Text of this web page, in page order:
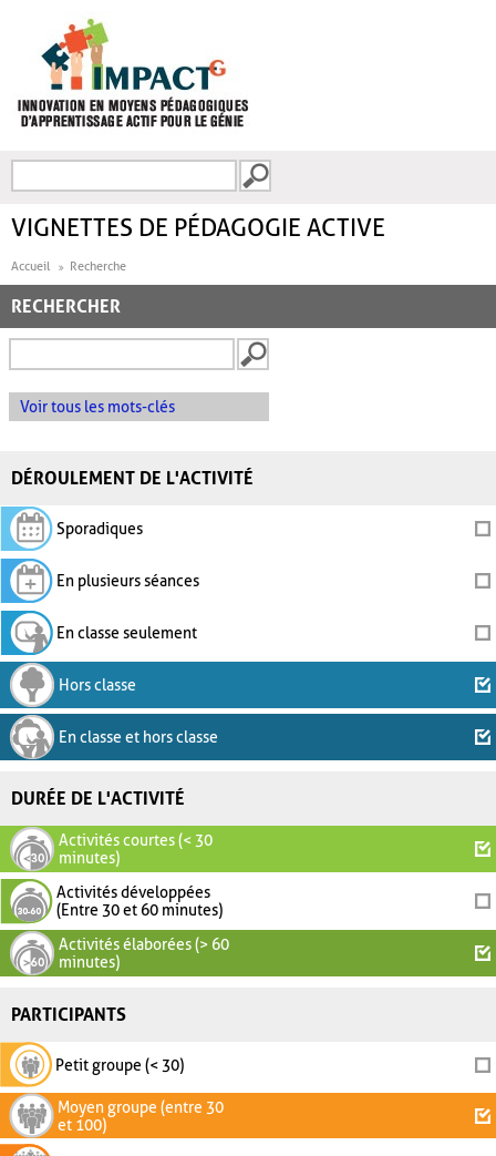
FORMULAIRE DE
VIGNETTES DE PÉDAGOGIE ACTIVE
Accueil Recherche
RECHERCHER
Voir tous les mots-clés
DÉROULEMENT DE L'ACTIVITÉ
Sporadiques
En plusieurs séances
En classe seulement
Hors classe
En classe et hors classe
DURÉE DE L'ACTIVITÉ
Activités courtes (< 30
minutes)
Activités développées
(Entre 30 et 60 minutes)
Activités élaborées (> 60
minutes)
PARTICIPANTS
Petit groupe (< 30)
Moyen groupe (entre 30
et 100)